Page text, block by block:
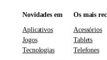
Novidades em
Aplicativos
Jogos
Tecnologias
Os mais
Acessórios
Tablets
Telefones